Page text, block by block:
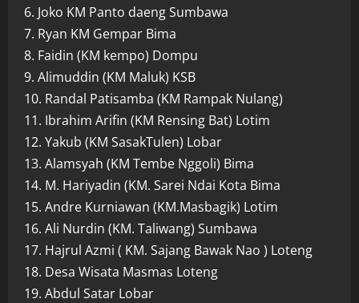
6. Joko KM Panto daeng Sumbawa
7. Ryan KM Gempar Bima
8. Faidin (KM kempo) Dompu
9. Alimuddin (KM Maluk) KSB
10. Randal Patisamba (KM Rampak Nulang)
11. Ibrahim Arifin (KM Rensing Bat) Lotim
12. Yakub (KM SasakTulen) Lobar
13. Alamsyah (KM Tembe Nggoli) Bima
14. M. Hariyadin (KM. Sarei Ndai Kota Bima
15. Andre Kurniawan (KM.Masbagik) Lotim
16. Ali Nurdin (KM. Taliwang) Sumbawa
17. Hajrul Azmi ( KM. Sajang Bawak Nao ) Loteng
18. Desa Wisata Masmas Loteng
19. Abdul Satar Lobar